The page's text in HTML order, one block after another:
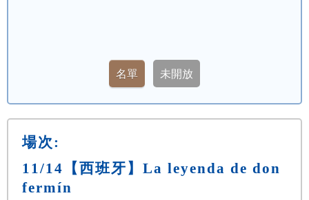
場次:
11/14【西班牙】La leyenda de don
fermín